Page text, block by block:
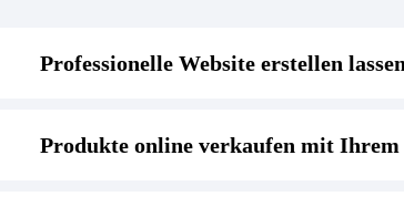
Professionelle Website erstellen
Wir erstellen hochwertige Websites mit individuellem
einem benutzerfreundlichen System zur
Produkte online verkaufen mit Ihrem